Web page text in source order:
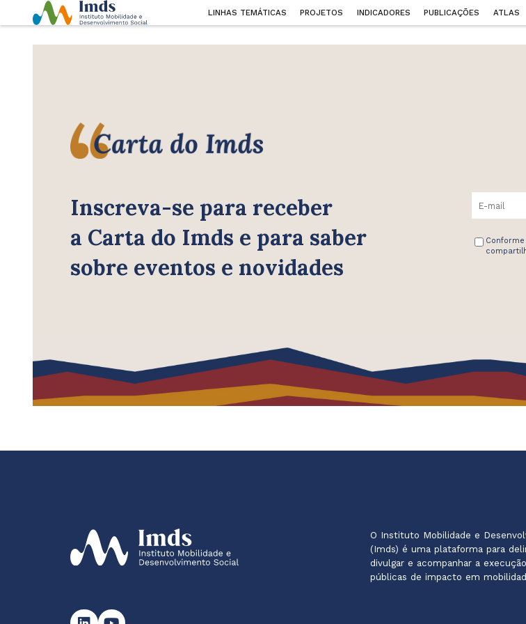
LINHAS TEMÁTICAS PROJETOS INDICADORES PUBLICAÇÕES ATLAS
Inscreva-se para receber
a Carta do Imds e para saber
sobre eventos e novidades
O Instituto Mobilidade e
(Imds) é uma plataforma para
divulgar e acompanhar a
públicas de impacto em